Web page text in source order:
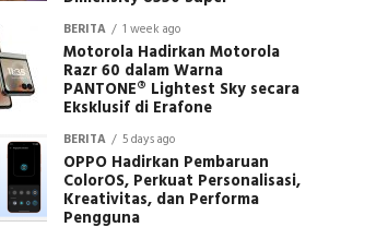
BERITA 1 week ago
Motorola Hadirkan Motorola
Razr 60 dalam Warna
PANTONE® Lightest Sky secara
Eksklusif di Erafone
BERITA 5 days ago
OPPO Hadirkan Pembaruan
ColorOS, Perkuat Personalisasi,
Kreativitas, dan Performa
Pengguna